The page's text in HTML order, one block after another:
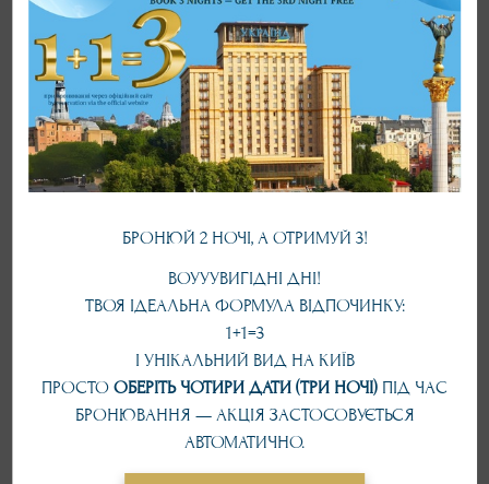
НОМЕРИ
Всі номери
БРОНЮЙ 2 НОЧІ, А ОТРИМУЙ 3!
ВОУУУВИГІДНІ ДНІ!
ТВОЯ ІДЕАЛЬНА ФОРМУЛА ВІДПОЧИНКУ:
1+1=3
І УНІКАЛЬНИЙ ВИД НА КИЇВ
ПРОСТО ОБЕРІТЬ ЧОТИРИ ДАТИ (ТРИ НОЧІ) ПІД ЧАС
БРОНЮВАННЯ — АКЦІЯ ЗАСТОСОВУЄТЬСЯ
АВТОМАТИЧНО.